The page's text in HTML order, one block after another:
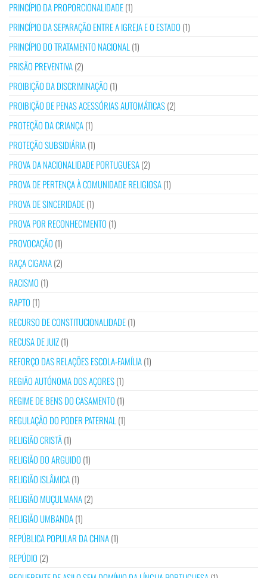
PRINCÍPIO DA PROPORCIONALIDADE(1)
PRINCÍPIO DA SEPARAÇÃO ENTRE A IGREJA E O ESTADO (1)
PRINCÍPIO DO TRATAMENTO NACIONAL (1)
PRISÃO PREVENTIVA(2)
PROIBIÇÃO DA DISCRIMINAÇÃO (1)
PROIBIÇÃO DE PENAS ACESSÓRIAS AUTOMÁTICAS(2)
PROTEÇÃO DA CRIANÇA(1)
PROTEÇÃO SUBSIDIÁRIA(1)
PROVA DA NACIONALIDADE PORTUGUESA(2)
PROVA DE PERTENÇA À COMUNIDADE RELIGIOSA(1)
PROVA DE SINCERIDADE(1)
PROVA POR RECONHECIMENTO (1)
PROVOCAÇÃO (1)
RAÇA CIGANA(2)
RACISMO (1)
RAPTO (1)
RECURSO DE CONSTITUCIONALIDADE(1)
RECUSA DE JUIZ(1)
REFORÇO DAS RELAÇÕES ESCOLA-FAMÍLIA(1)
REGIÃO AUTÓNOMA DOS AÇORES(1)
REGIME DE BENS DO CASAMENTO (1)
REGULAÇÃO DO PODER PATERNAL (1)
RELIGIÃO CRISTÃ(1)
RELIGIÃO DO ARGUIDO (1)
RELIGIÃO ISLÂMICA(1)
RELIGIÃO MUÇULMANA(2)
RELIGIÃO UMBANDA(1)
REPÚBLICA POPULAR DA CHINA(1)
REPÚDIO (2)